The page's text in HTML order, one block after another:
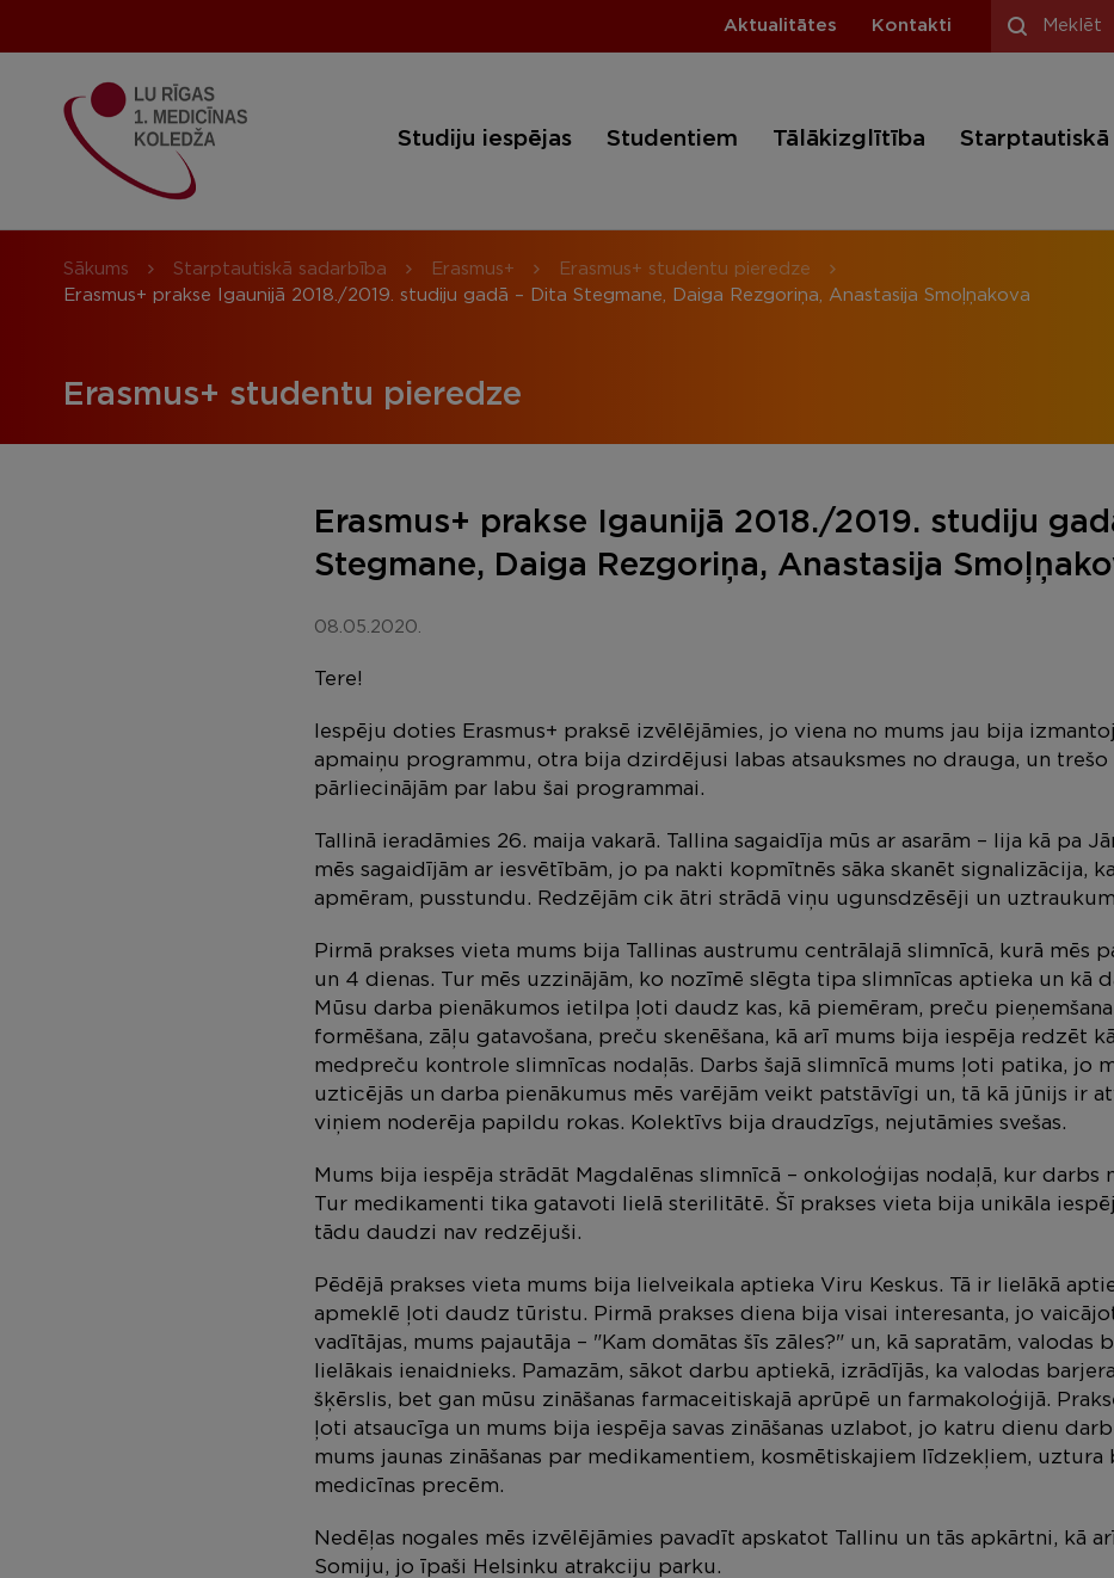
Aktualitātes Kontakti
Studiju iespējas Studentiem Tālākizglītība
Sākums Starptautiskā sadarbība Erasmus+
Erasmus+ studentu pieredze
Erasmus+ prakse Igaunijā 2018./2019. studiju gadā – Dita Stegmane, Daiga Rezgoriņa, Anastasija Smoļņakova
Erasmus+ studentu pieredze
Erasmus+ prakse Igaunijā 2018./2019. studiju
Stegmane, Daiga Rezgoriņa, Anastasija
08.05.2020.
Tere!
Iespēju doties Erasmus+ praksē izvēlējāmies, jo viena no mums jau bija
apmaiņu programmu, otra bija dzirdējusi labas atsauksmes no drauga, un trešo
pārliecinājām par labu šai programmai.
Tallinā ieradāmies 26. maija vakarā. Tallina sagaidīja mūs ar asarām – lija kā pa
mēs sagaidījām ar iesvētībām, jo pa nakti kopmītnēs sāka skanēt signalizācija,
apmēram, pusstundu. Redzējām cik ātri strādā viņu ugunsdzēsēji un
Pirmā prakses vieta mums bija Tallinas austrumu centrālajā slimnīcā, kurā mēs
un 4 dienas. Tur mēs uzzinājām, ko nozīmē slēgta tipa slimnīcas aptieka un kā
Mūsu darba pienākumos ietilpa ļoti daudz kas, kā piemēram, preču
formēšana, zāļu gatavošana, preču skenēšana, kā arī mums bija iespēja redzēt
medpreču kontrole slimnīcas nodaļās. Darbs šajā slimnīcā mums ļoti patika, jo
uzticējās un darba pienākumus mēs varējām veikt patstāvīgi un, tā kā jūnijs ir
viņiem noderēja papildu rokas. Kolektīvs bija draudzīgs, nejutāmies svešas.
Mums bija iespēja strādāt Magdalēnas slimnīcā – onkoloģijas nodaļā, kur darbs
Tur medikamenti tika gatavoti lielā sterilitātē. Šī prakses vieta bija unikāla
tādu daudzi nav redzējuši.
Pēdējā prakses vieta mums bija lielveikala aptieka Viru Keskus. Tā ir lielākā
apmeklē ļoti daudz tūristu. Pirmā prakses diena bija visai interesanta, jo
vadītājas, mums pajautāja – "Kam domātas šīs zāles?" un, kā sapratām, valodas
lielākais ienaidnieks. Pamazām, sākot darbu aptiekā, izrādījās, ka valodas
šķērslis, bet gan mūsu zināšanas farmaceitiskajā aprūpē un farmakoloģijā.
ļoti atsaucīga un mums bija iespēja savas zināšanas uzlabot, jo katru dienu
mums jaunas zināšanas par medikamentiem, kosmētiskajiem līdzekļiem, uztura
medicīnas precēm.
Nedēļas nogales mēs izvēlējāmies pavadīt apskatot Tallinu un tās apkārtni, kā
Somiju, jo īpaši Helsinku atrakciju parku.